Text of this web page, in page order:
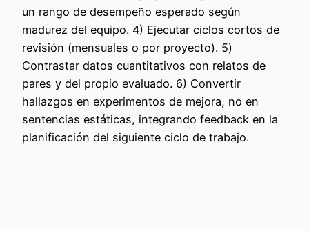
un rango de desempeño esperado según
madurez del equipo. 4) Ejecutar ciclos cortos de
revisión (mensuales o por proyecto). 5)
Contrastar datos cuantitativos con relatos de
pares y del propio evaluado. 6) Convertir
hallazgos en experimentos de mejora, no en
sentencias estáticas, integrando feedback en la
planificación del siguiente ciclo de trabajo.